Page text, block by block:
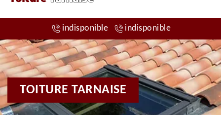
indisponible indisponible
TOITURE TARNAISE